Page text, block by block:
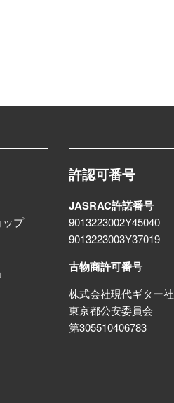
ップ
許認可番号
JASRAC許諾番号
9013223002Y45040
9013223003Y37019
古物商許可番号
株式会社現代ギター社
東京都公安委員会
第305510406783